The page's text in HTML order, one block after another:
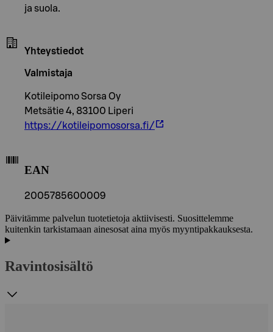
ja suola.
Yhteystiedot
Valmistaja
Kotileipomo Sorsa Oy
Metsätie 4, 83100 Liperi
https://kotileipomosorsa.fi/
EAN
2005785600009
Päivitämme palvelun tuotetietoja aktiivisesti. Suosittelemme
kuitenkin tarkistamaan ainesosat aina myös myyntipakkauksesta.
Ravintosisältö